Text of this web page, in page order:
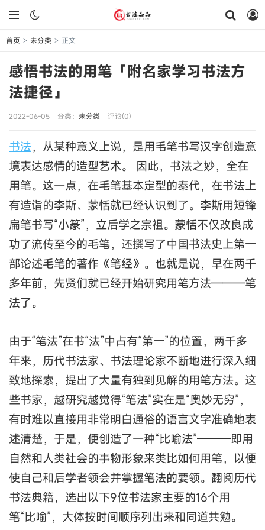
首页 > 未分类 > 正文
感悟书法的用笔「附名家学习书法方
法捷径」
2022-06-05 分类： 未分类 评论(0)
书法，从某种意义上说，是用毛笔书写汉字创造意
境表达感情的造型艺术。 因此，书法之妙，全在
用笔。这一点，在毛笔基本定型的秦代，在书法上
有造诣的李斯、蒙恬就已经认识到了。李斯用短锋
扁笔书写“小篆”，立后学之宗祖。蒙恬不仅改良成
功了流传至今的毛笔，还撰写了中国书法史上第一
部论述毛笔的著作《笔经》。也就是说，早在两千
多年前，先贤们就已经开始研究用笔方法———笔
法了。
由于“笔法”在书“法”中占有“第一”的位置，两千多
年来，历代书法家、书法理论家不断地进行深入细
致地探索，提出了大量有独到见解的用笔方法。这
些书家，越研究越觉得“笔法”实在是“奥妙无穷”，
有时难以直接用非常明白通俗的语言文字准确地表
述清楚，于是，便创造了一种“比喻法”———即用
自然和人类社会的事物形象来类比如何用笔，以便
使自己和后学者领会并掌握笔法的要领。翻阅历代
书法典籍，选出以下9位书法家主要的16个用
笔“比喻”，大体按时间顺序列出来和同道共勉。